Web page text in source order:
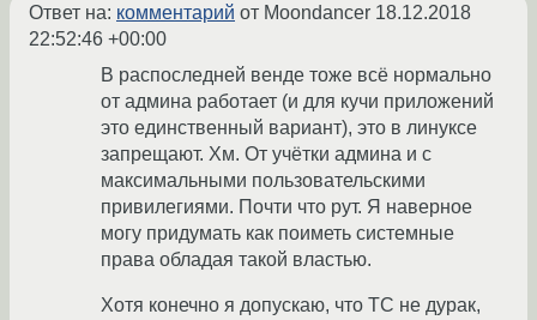
Ответ на: комментарий от Moondancer 18.12.2018
22:52:46 +00:00
В распоследней венде тоже всё нормально
от админа работает (и для кучи приложений
это единственный вариант), это в линуксе
запрещают. Хм. От учётки админа и с
максимальными пользовательскими
привилегиями. Почти что рут. Я наверное
могу придумать как поиметь системные
права обладая такой властью.
Хотя конечно я допускаю, что ТС не дурак,